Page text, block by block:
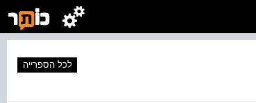
לכל הספרייה